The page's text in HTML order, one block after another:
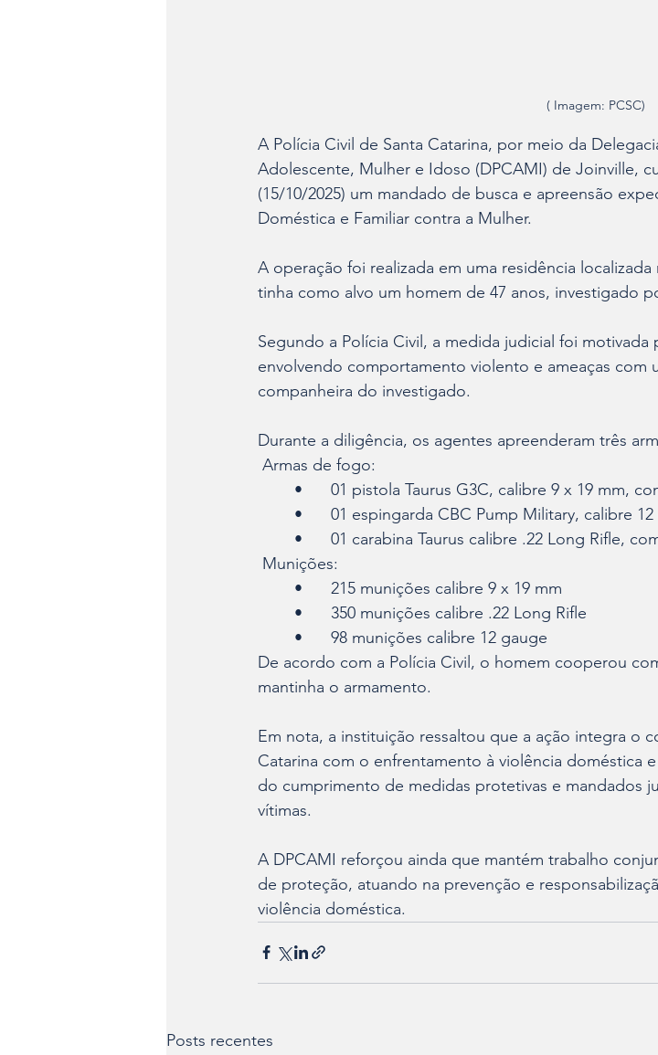
( Imagem: PCSC)
A Polícia Civil de Santa Catarina, por meio da
Adolescente, Mulher e Idoso (DPCAMI) de Joinville,
(15/10/2025) um mandado de busca e apreensão
Doméstica e Familiar contra a Mulher.
A operação foi realizada em uma residência
tinha como alvo um homem de 47 anos, investigado
Segundo a Polícia Civil, a medida judicial foi motivada
envolvendo comportamento violento e ameaças com
companheira do investigado.
Durante a diligência, os agentes apreenderam três
Armas de fogo:
•	01 pistola Taurus G3C, calibre 9 x 19 mm,
•	01 espingarda CBC Pump Military, calibre
•	01 carabina Taurus calibre .22 Long Rifle,
Munições:
	•	215 munições calibre 9 x 19 mm
	•	350 munições calibre .22 Long Rifle
	•	98 munições calibre 12 gauge
De acordo com a Polícia Civil, o homem cooperou
mantinha o armamento.
Em nota, a instituição ressaltou que a ação integra o
Catarina com o enfrentamento à violência doméstica
do cumprimento de medidas protetivas e mandados
vítimas.
A DPCAMI reforçou ainda que mantém trabalho
de proteção, atuando na prevenção e
violência doméstica.
Posts recentes